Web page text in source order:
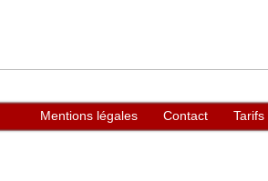
Mentions légales Contact Tarifs